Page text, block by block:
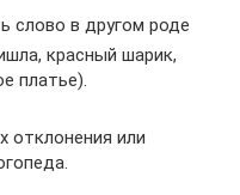
слово в другом роде
красный шарик,
платье).
отклонения или